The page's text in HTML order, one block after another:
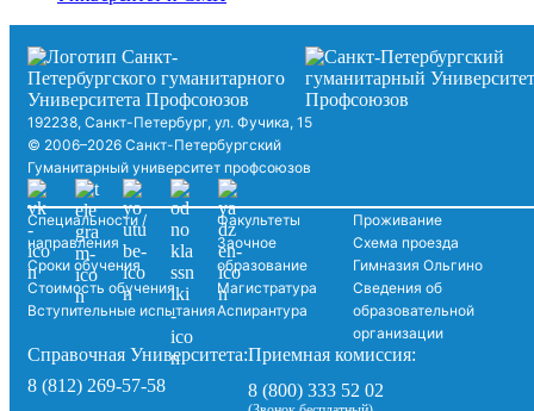
192238, Санкт-Петербург, ул. Фучика, 15
© 2006–2026 Санкт-Петербургский
Гуманитарный университет профсоюзов
Специальности /
направления
Сроки обучения
Стоимость обучения
Вступительные испытания
Факультеты
Заочное
образование
Магистратура
Аспирантура
Проживание
Схема проезда
Гимназия Ольгино
Сведения об
образовательной
организации
Справочная Университета:
8 (812) 269-57-58
Приемная комиссия:
8 (800) 333 52 02